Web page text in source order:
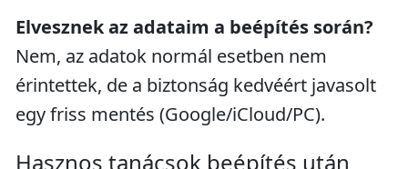
Elvesznek az adataim a beépítés során?
Nem, az adatok normál esetben nem
érintettek, de a biztonság kedvéért javasolt
egy friss mentés (Google/iCloud/PC).
Hasznos tanácsok beépítés után